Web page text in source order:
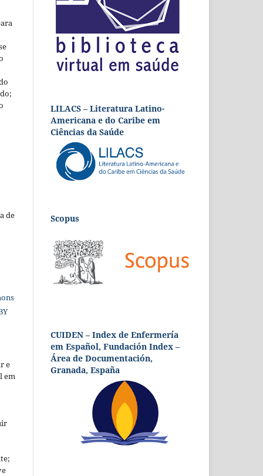
de
e
em
LILACS – Literatura Latino-
Americana e do Caribe em
Ciências da Saúde
Scopus
CUIDEN – Index de Enfermería
em Español, Fundación Index –
Área de Documentación,
Granada, España